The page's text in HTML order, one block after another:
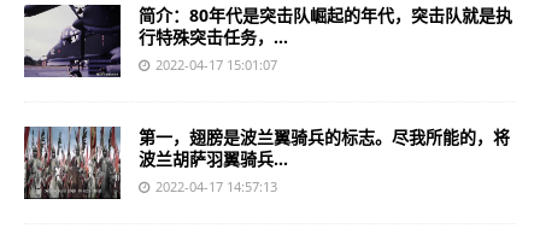
简介：80年代是突击队崛起的年代，突击队就是执
行特殊突击任务，...
2022-04-17 15:01:07
第一，翅膀是波兰翼骑兵的标志。尽我所能的，将
波兰胡萨羽翼骑兵...
2022-04-17 14:57:13